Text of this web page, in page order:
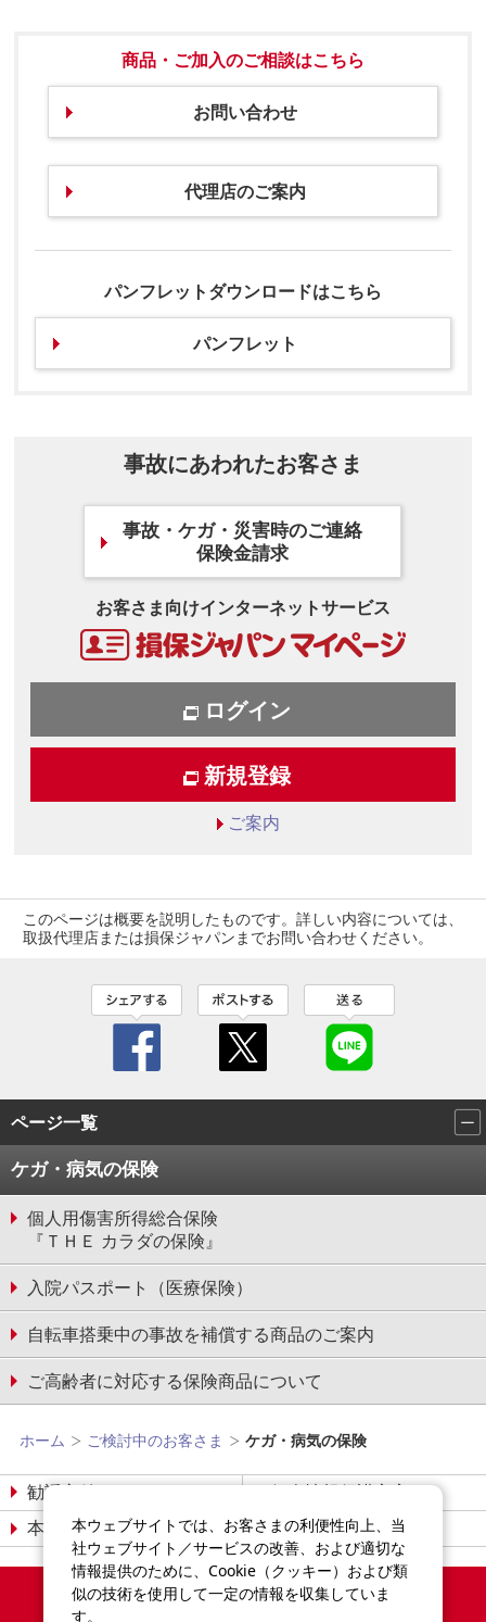
商品・ご加入のご相談はこちら
お問い合わせ
代理店のご案内
パンフレットダウンロードはこちら
パンフレット
事故にあわれたお客さま
事故・ケガ・災害時のご連絡
保険金請求
お客さま向けインターネットサービス
ログイン
新規登録
ご案内
このページは概要を説明したものです。詳しい内容については、
取扱代理店または損保ジャパンまでお問い合わせください。
ページ一覧
ケガ・病気の保険
個人用傷害所得総合保険
『ＴＨＥ カラダの保険』
入院パスポート（医療保険）
自転車搭乗中の事故を補償する商品のご案内
ご高齢者に対応する保険商品について
ホーム ご検討中のお客さま ケガ・病気の保険
勧誘方針
本サイトについて
サイトマップ
Copyright©2014-2026
Sompo Japan Insurance Inc.
本ウェブサイトでは、お客さまの利便性向上、当
社ウェブサイト／サービスの改善、および適切な
情報提供のために、Cookie（クッキー）および類
似の技術を使用して一定の情報を収集していま
す。